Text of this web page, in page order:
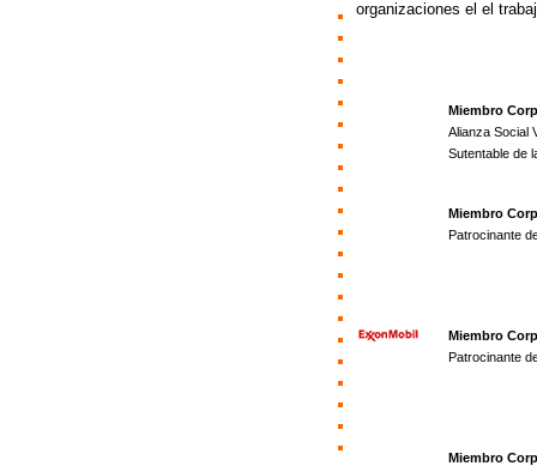
organizaciones el el
Miembro
Alianza Social
Sutentable de
Miembro
Patrocinante
Miembro
Patrocinante
Miembro